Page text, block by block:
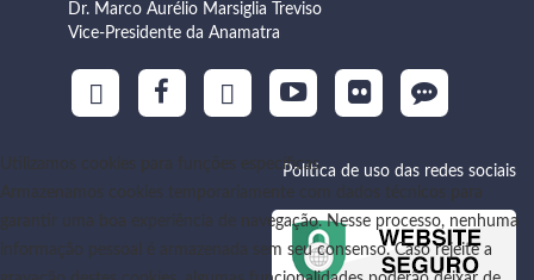
Dr. Marco Aurélio Marsiglia Treviso
Vice-Presidente da Anamatra
Política de uso das redes sociais
Utilizamos cookies para funções específicas
Armazenamos cookies temporariamente com dados técnicos para
garantir uma boa experiência de navegação. Nesse processo, nenhuma
informação pessoal é armazenada sem seu consenso. Caso rejeite a